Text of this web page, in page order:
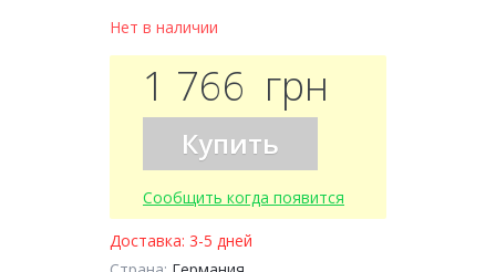
Нет в наличии
1 766 грн
Купить
Сообщить когда появится
Доставка: 3-5 дней